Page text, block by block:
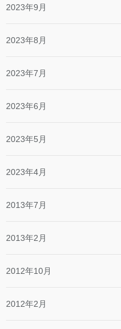
2023年9月
2023年8月
2023年7月
2023年6月
2023年5月
2023年4月
2013年7月
2013年2月
2012年10月
2012年2月